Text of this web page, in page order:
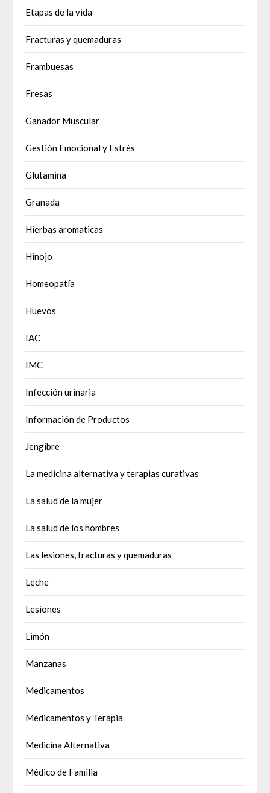
Etapas de la vida
Fracturas y quemaduras
Frambuesas
Fresas
Ganador Muscular
Gestión Emocional y Estrés
Glutamina
Granada
Hierbas aromaticas
Hinojo
Homeopatía
Huevos
IAC
IMC
Infección urinaria
Información de Productos
Jengibre
La medicina alternativa y terapias curativas
La salud de la mujer
La salud de los hombres
Las lesiones, fracturas y quemaduras
Leche
Lesiones
Limón
Manzanas
Medicamentos
Medicamentos y Terapia
Medicina Alternativa
Médico de Familia